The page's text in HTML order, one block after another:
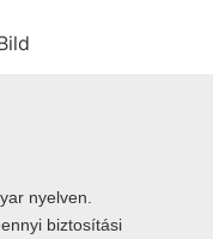
nyelven.
biztosítási